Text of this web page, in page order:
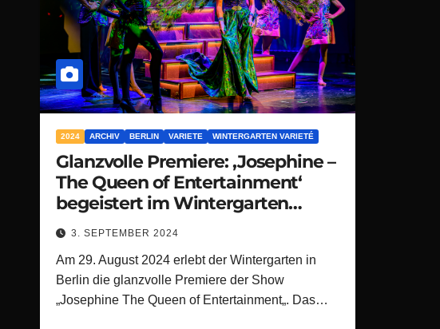
2024 ARCHIV BERLIN VARIETE WINTERGARTEN VARIETÉ
Glanzvolle Premiere: ‚Josephine –
The Queen of Entertainment‘
begeistert im Wintergarten
Varieté Berlin
3. SEPTEMBER 2024
Am 29. August 2024 erlebt der Wintergarten in
Berlin die glanzvolle Premiere der Show
„Josephine The Queen of Entertainment„. Das…